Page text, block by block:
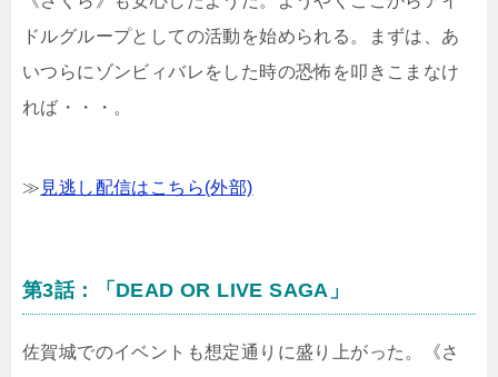
ドルグループとしての活動を始められる。まずは、あ
いつらにゾンビィバレをした時の恐怖を叩きこまなけ
れば・・・。
≫ 見逃し配信はこちら(外部)
第3話：「DEAD OR LIVE SAGA」
佐賀城でのイベントも想定通りに盛り上がった。《さ